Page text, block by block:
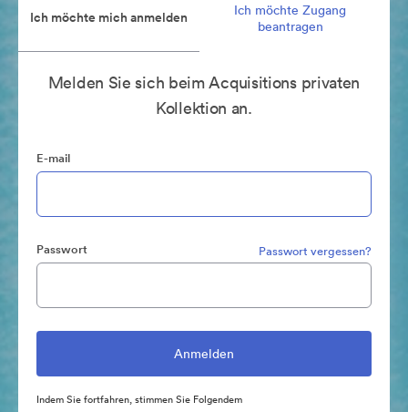
Ich möchte mich anmelden
Ich möchte Zugang
beantragen
Melden Sie sich beim Acquisitions privaten
Kollektion an.
E-mail
Passwort Passwort vergessen?
Indem Sie fortfahren, stimmen Sie Folgendem